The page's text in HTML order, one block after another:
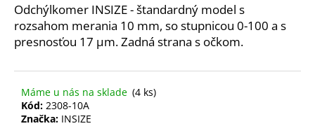
Odchýlkomer INSIZE - štandardný model s
rozsahom merania 10 mm, so stupnicou 0-100 a s
presnosťou 17 µm. Zadná strana s očkom.
Máme u nás na sklade (4 ks)
Kód: 2308-10A
Značka: INSIZE
d
p
o